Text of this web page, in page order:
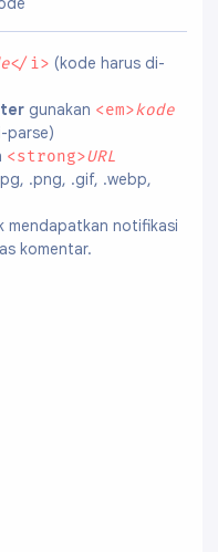
</i> (kode harus di-
gunakan <em>kode
parse)
<strong>URL
.png, .gif, .webp,
mendapatkan notifikasi
komentar.